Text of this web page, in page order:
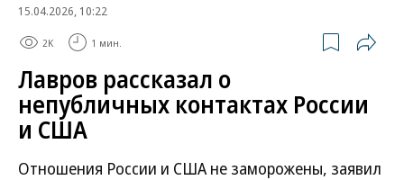
15.04.2026, 10:22
2K 1 мин.
Лавров рассказал о
непубличных контактах России
и США
Отношения России и США не заморожены, заявил